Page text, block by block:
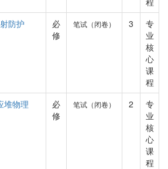
防护
必
修
笔试（闭卷） 3
专
业
核
心
课
程
堆物理
必
修
笔试（闭卷） 2
专
业
核
心
课
程